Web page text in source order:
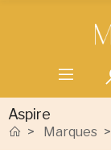
Aspire
Marques